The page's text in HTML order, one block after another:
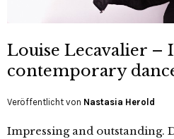
Louise Lecavalier –
contemporary
Veröffentlicht von Nastasia Herold
Impressing and outstanding.